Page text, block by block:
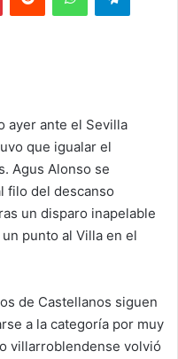
ayer ante el Sevilla
que igualar el
Agus Alonso se
filo del descanso
un disparo inapelable
punto al Villa en el
de Castellanos siguen
a la categoría por muy
villarroblendense volvió